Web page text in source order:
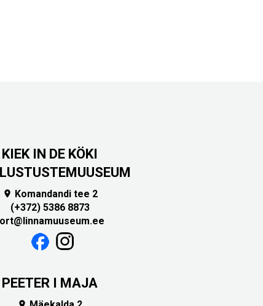
KIEK IN DE KÖKI
 Komandandi tee 2
(+372) 5386 8873
PEETER I MAJA
